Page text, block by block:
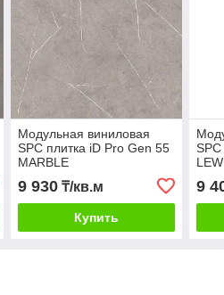
Модульная виниловая
SPC плитка iD Pro Gen 55
MARBLE
9 930₸/кв.м
Купить
9